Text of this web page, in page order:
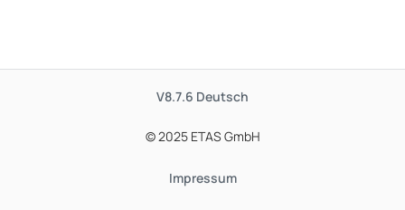
V8.7.6 Deutsch
© 2025 ETAS GmbH
Impressum